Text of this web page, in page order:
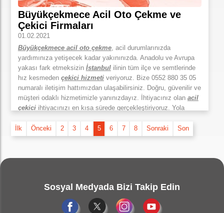
varız.
Büyükçekmece Acil Oto Çekme ve
Çekici Firmaları
01.02.2021
Büyükçekmece acil oto çekme, acil durumlarınızda
yardımınıza yetişecek kadar yakınınızda. Anadolu ve Avrupa
yakası fark etmeksizin İstanbulilinin tüm ilçe ve semtlerinde
hız kesmeden çekici hizmetiveriyoruz. Bize 0552 880 35 05
numaralı iletişim hattımızdan ulaşabilirsiniz. Doğru, güvenilir ve
müşteri odaklı hizmetimizle yanınızdayız. İhtiyacınız olan acil
çekiciihtiyacınızı en kısa sürede gerçekleştiriyoruz. Yola
bilemezsiniz. Aracınız teknik bir arızadan dolayı sizi zor
duruma düşürebilir. Hangimiz yolculuğumuzun yarıda kalmasını
sizin için sorun olmaktan çıkacak. Türkiye'nin dört bir
gelerek sizi içinde bulunduğunuz bu zor durumdan kurtaracak.
Tek yapmanız gereken mobil uygulamamızı telefonunuza
indirmek. Sistemimiz üzerinden talep oluşturup, kendi
İlk Önceki 2 3 4 5 6 7 8 Sonraki Son
Sosyal Medyada Bizi Takip Edin